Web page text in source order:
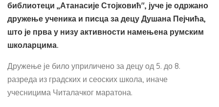
библиотеци „Атанасије Стојковић", јуче је одржано
дружење ученика и писца за децу Душана Пејчића,
што је прва у низу активности намењена румским
школарцима.
Дружење је било уприличено за децу од 5. до 8.
разреда из градских и сеоских школа, иначе
учесницима Читалачког маратона.